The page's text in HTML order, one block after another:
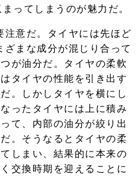
ってしまうのが魅力だ。
注意だ。タイヤには先ほど
ざまな成分が混じり合って
が油分だ。タイヤの柔軟
タイヤの性能を引き出す
。しかしタイヤを横にし
ったタイヤには上に積み
て、内部の油分が絞り出
。そうなるとタイヤの柔
しまい、結果的に本来の
交換時期を迎えることに